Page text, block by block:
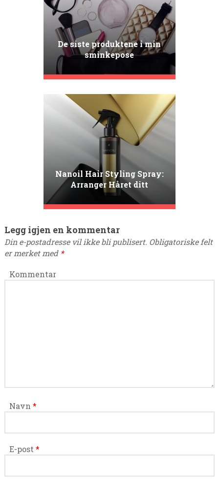
De siste produktene i min
sminkepose
Nanoil Hair Styling Spray:
Arranger Håret ditt
Hjemmefra som en PROFF
Legg igjen en kommentar
Din e-postadresse vil ikke bli publisert. Obligatoriske felt
er merket med *
Kommentar
Navn *
E-post *